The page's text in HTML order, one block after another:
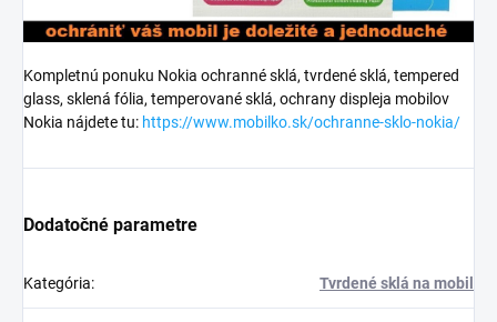
Kompletnú ponuku Nokia ochranné sklá, tvrdené sklá, tempered
glass, sklená fólia, temperované sklá, ochrany displeja mobilov
Nokia nájdete tu: https://www.mobilko.sk/ochranne-sklo-nokia/
Dodatočné parametre
Kategória: Tvrdené sklá na mobil